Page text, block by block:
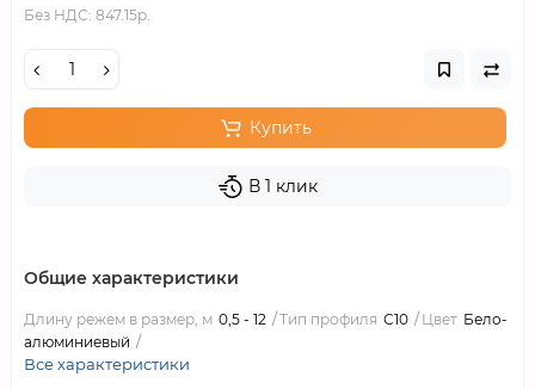
Без НДС: 847.15р.
Купить
В 1 клик
Общие характеристики
Длину режем в размер, м 0,5 - 12 Тип профиля С10 Цвет Бело-
алюминиевый
Все характеристики